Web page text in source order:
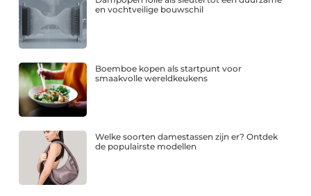
en vochtveilige bouwschil
Boemboe kopen als startpunt voor
smaakvolle wereldkeukens
Welke soorten damestassen zijn er? Ontdek
de populairste modellen